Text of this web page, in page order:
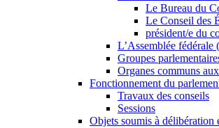
Le Bureau du
Le Conseil des
président/e du
L’Assemblée fédérale
Groupes
Organes communs
Fonctionnement du
Travaux des conseils
Sessions
Objets soumis à délibération